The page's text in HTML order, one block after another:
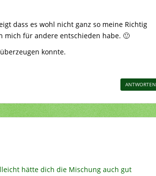
dass es wohl nicht ganz so meine Richtig
mich für andere entschieden habe. 🙂
konnte.
ANTWORTEN
hätte dich die Mischung auch gut